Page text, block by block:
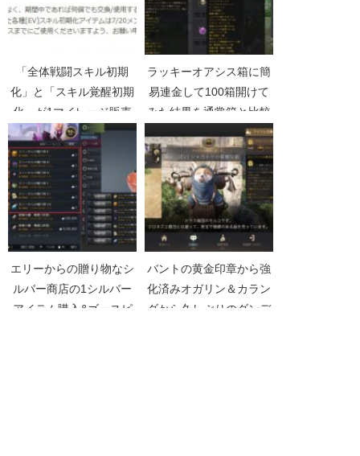
「全体戦闘スキル初期
化」と「スキル覚醒初期
化」が1マイレージ販売
ラッキーオアシス箱に簡
易連金して100箱開けて
みた結果を通常箱と比較
【黒い砂漠Part3110】
エリーからの贈り物なシ
ルバー商店の1シルバー
アイテム購入&ゴースピ
バントの黄金印章から強
化済みオガリン＆カラン
ダから久しぶりのダンデ